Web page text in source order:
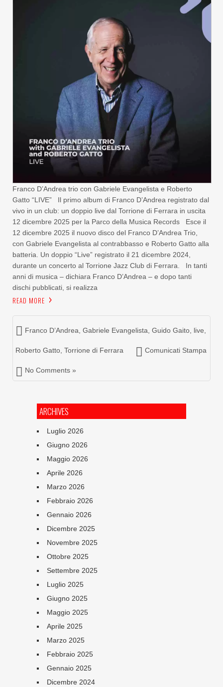
Franco D’Andrea trio con Gabriele Evangelista e Roberto
Gatto “LIVE” Il primo album di Franco D’Andrea registrato dal
vivo in un club: un doppio live dal Torrione di Ferrara in uscita
12 dicembre 2025 per la Parco della Musica Records Esce il
12 dicembre 2025 il nuovo disco del Franco D’Andrea Trio,
con Gabriele Evangelista al contrabbasso e Roberto Gatto alla
batteria. Un doppio “Live” registrato il 21 dicembre 2024,
durante un concerto al Torrione Jazz Club di Ferrara. In tanti
anni di musica – dichiara Franco D’Andrea – e dopo tanti
dischi pubblicati, si realizza
READ MORE
Franco D’Andrea Gabriele Evangelista Guido Gaito live
Roberto Gatto Torrione di Ferrara Comunicati Stampa
No Comments »
ARCHIVES
Luglio 2026
Giugno 2026
Maggio 2026
Aprile 2026
Marzo 2026
Febbraio 2026
Gennaio 2026
Dicembre 2025
Novembre 2025
Ottobre 2025
Settembre 2025
Luglio 2025
Giugno 2025
Maggio 2025
Aprile 2025
Marzo 2025
Febbraio 2025
Gennaio 2025
Dicembre 2024